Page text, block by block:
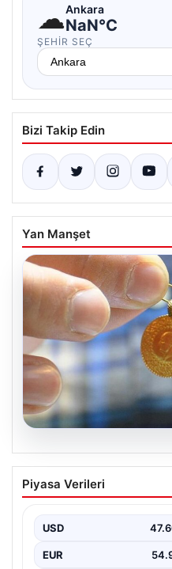
☁Ankara
NaN°C
ŞEHIR SEÇ
Bizi Takip Edin
Yan Manşet
05.08.2026
Altın fiyatları
fiyatları ne kadar
fiyatları
Piyasa Verileri
USD
EUR